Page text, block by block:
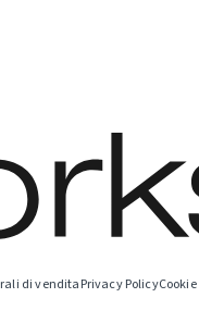
di venditaPrivacy Policy